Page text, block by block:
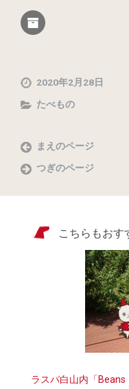
2020年2月28日
たべもの
まえのページ
つぎのページ
こちらもおす
ラスパ白山内「